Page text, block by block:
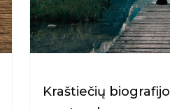
Kraštiečių